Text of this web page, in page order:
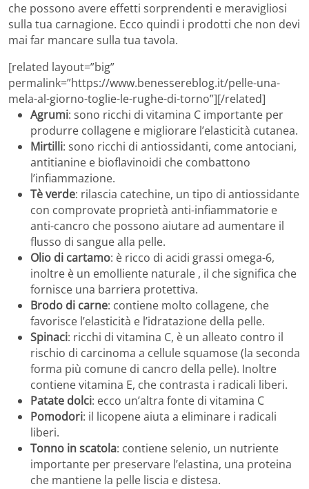
che possono avere effetti sorprendenti e meravigliosi
sulla tua carnagione. Ecco quindi i prodotti che non devi
mai far mancare sulla tua tavola.
[related layout=”big”
permalink=”https://www.benessereblog.it/pelle-una-
mela-al-giorno-toglie-le-rughe-di-torno”][/related]
Agrumi: sono ricchi di vitamina C importante per
produrre collagene e migliorare l’elasticità cutanea.
Mirtilli: sono ricchi di antiossidanti, come antociani,
antitianine e bioflavinoidi che combattono
l’infiammazione.
Tè verde: rilascia catechine, un tipo di antiossidante
con comprovate proprietà anti-infiammatorie e
anti-cancro che possono aiutare ad aumentare il
flusso di sangue alla pelle.
Olio di cartamo: è ricco di acidi grassi omega-6,
inoltre è un emolliente naturale , il che significa che
fornisce una barriera protettiva.
Brodo di carne: contiene molto collagene, che
favorisce l’elasticità e l’idratazione della pelle.
Spinaci: ricchi di vitamina C, è un alleato contro il
rischio di carcinoma a cellule squamose (la seconda
forma più comune di cancro della pelle). Inoltre
contiene vitamina E, che contrasta i radicali liberi.
Patate dolci: ecco un’altra fonte di vitamina C
Pomodori: il licopene aiuta a eliminare i radicali
liberi.
Tonno in scatola: contiene selenio, un nutriente
importante per preservare l’elastina, una proteina
che mantiene la pelle liscia e distesa.